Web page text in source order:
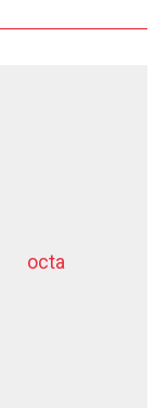
octa
dziļurbums